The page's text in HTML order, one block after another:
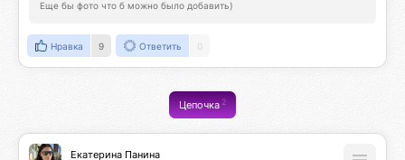
Еще бы фото что б можно было добавить)
Нравка 9 Ответить 0
Цепочка2
Екатерина Панина